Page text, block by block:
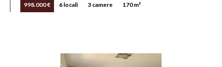
998.000 € 6 locali 3 camere 170 m²